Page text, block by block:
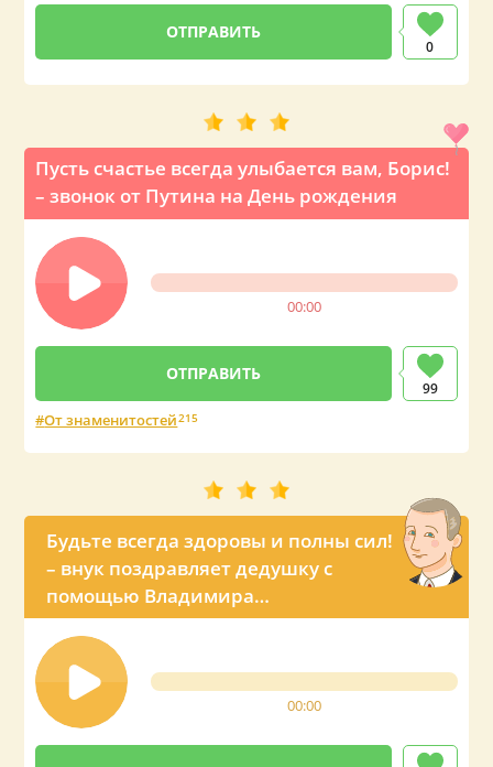
0
Пусть счастье всегда улыбается вам, Борис!
– звонок от Путина на День рождения
00:00
99
От знаменитостей215
Будьте всегда здоровы и полны сил!
– внук поздравляет дедушку с
помощью Владимира
Владимировича
00:00